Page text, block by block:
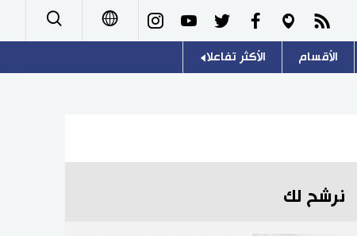
الأقسام الأكثر تفاعلا
نرشح لك